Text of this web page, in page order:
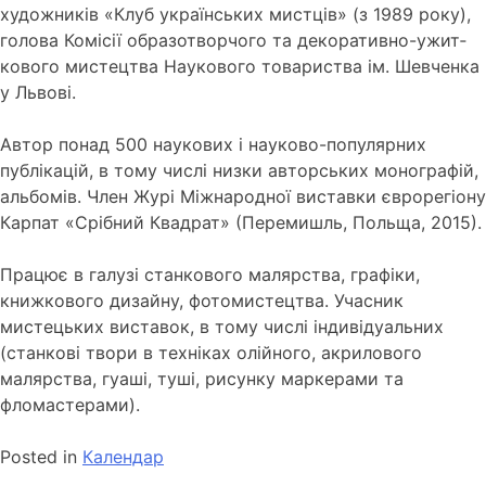
художників «Клуб українських мистців» (з 1989 року),
голова Комісії образотворчого та декоративно-ужит­
кового мистецтва Наукового товариства ім. Шевченка
у Львові.
Автор понад 500 наукових і науково-популярних
публікацій, в тому числі низки авторських монографій,
альбомів. Член Журі Міжнародної виставки єврорегіону
Карпат «Срібний Квадрат» (Перемишль, Польща, 2015).
Працює в галузі станкового малярства, графіки,
книжкового дизайну, фотомистецтва. Учасник
мистецьких виставок, в тому числі індивідуальних
(станкові твори в техніках олійного, акрилового
малярства, гуаші, туші, рисунку маркерами та
фломастерами).
Posted in Календар